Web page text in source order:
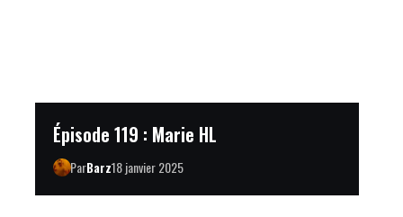
Épisode 119 : Marie HL
ParBarz18 janvier 2025